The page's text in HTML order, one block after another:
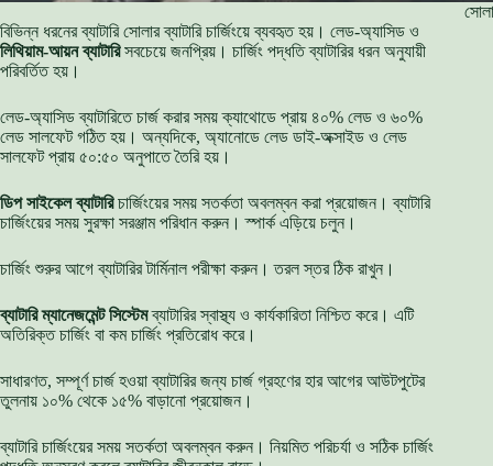
বিভিন্ন ধরনের ব্যাটারি সোলার ব্যাটারি চার্জিংয়ে ব্যবহৃত হয়। লেড-অ্যাসিড ও
লিথিয়াম-আয়ন ব্যাটারিসবচেয়ে জনপ্রিয়। চার্জিং পদ্ধতি ব্যাটারির ধরন অনুযায়ী
পরিবর্তিত হয়।
লেড-অ্যাসিড ব্যাটারিতে চার্জ করার সময় ক্যাথোডে প্রায় ৪০% লেড ও ৬০%
লেড সালফেট গঠিত হয়। অন্যদিকে, অ্যানোডে লেড ডাই-অক্সাইড ও লেড
সালফেট প্রায় ৫০:৫০ অনুপাতে তৈরি হয়।
ডিপ সাইকেল ব্যাটারিচার্জিংয়ের সময় সতর্কতা অবলম্বন করা প্রয়োজন। ব্যাটারি
চার্জিংয়ের সময় সুরক্ষা সরঞ্জাম পরিধান করুন। স্পার্ক এড়িয়ে চলুন।
চার্জিং শুরুর আগে ব্যাটারির টার্মিনাল পরীক্ষা করুন। তরল স্তর ঠিক রাখুন।
ব্যাটারি ম্যানেজমেন্ট সিস্টেমব্যাটারির স্বাস্থ্য ও কার্যকারিতা নিশ্চিত করে। এটি
অতিরিক্ত চার্জিং বা কম চার্জিং প্রতিরোধ করে।
সাধারণত, সম্পূর্ণ চার্জ হওয়া ব্যাটারির জন্য চার্জ গ্রহণের হার আগের আউটপুটের
তুলনায় ১০% থেকে ১৫% বাড়ানো প্রয়োজন।
ব্যাটারি চার্জিংয়ের সময় সতর্কতা অবলম্বন করুন। নিয়মিত পরিচর্যা ও সঠিক চার্জিং